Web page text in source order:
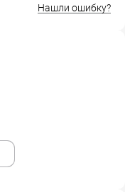
Нашли ошибку?